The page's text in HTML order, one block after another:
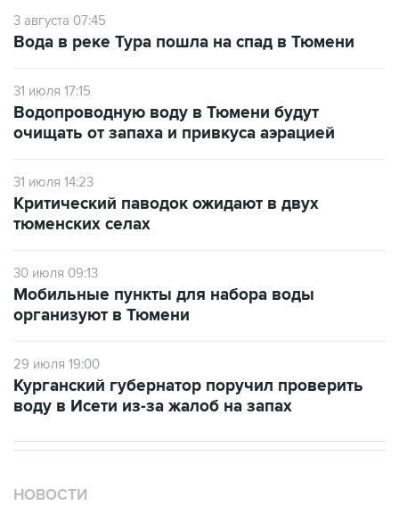
3 августа 07:45
Вода в реке Тура пошла на спад в Тюмени
31 июля 17:15
Водопроводную воду в Тюмени будут
очищать от запаха и привкуса аэрацией
31 июля 14:23
Критический паводок ожидают в двух
тюменских селах
30 июля 09:13
Мобильные пункты для набора воды
организуют в Тюмени
29 июля 19:00
Курганский губернатор поручил проверить
воду в Исети из-за жалоб на запах
НОВОСТИ